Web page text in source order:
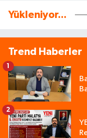
Yükleniyor...
Trend Haberler
1
2